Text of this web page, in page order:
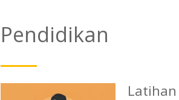
Pendidikan
Latihan